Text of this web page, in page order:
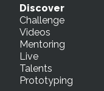
Discover
Challenge
Videos
Mentoring
Live
Talents
Prototyping